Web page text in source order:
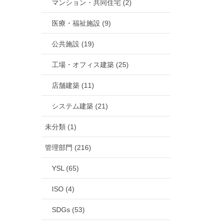
マンション・共同住宅 (2)
医療・福祉施設 (9)
公共施設 (19)
工場・オフィス建築 (25)
店舗建築 (11)
システム建築 (21)
未分類 (1)
管理部門 (216)
YSL (65)
ISO (4)
SDGs (53)